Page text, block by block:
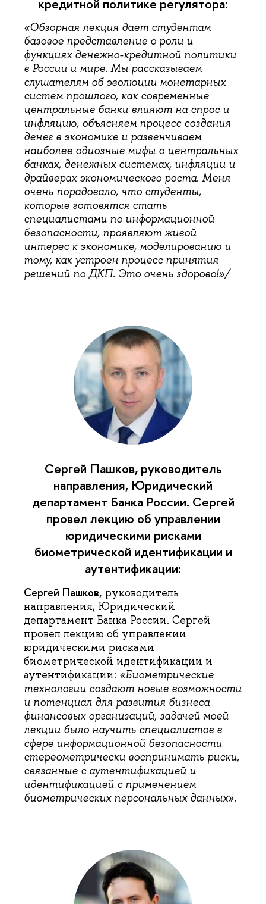
кредитной политике регулятора:
«Обзорная лекция дает студентам
базовое представление о роли и
функциях денежно-кредитной политики
в России и мире. Мы рассказываем
слушателям об эволюции монетарных
систем прошлого, как современные
центральные банки влияют на спрос и
инфляцию, объясняем процесс создания
денег в экономике и развенчиваем
наиболее одиозные мифы о центральных
банках, денежных системах, инфляции и
драйверах экономического роста. Меня
очень порадовало, что студенты,
которые готовятся стать
специалистами по информационной
безопасности, проявляют живой
интерес к экономике, моделированию и
тому, как устроен процесс принятия
решений по ДКП. Это очень здорово!»/
Сергей Пашков, руководитель
направления, Юридический
департамент Банка России. Сергей
провел лекцию об управлении
юридическими рисками
биометрической идентификации и
аутентификации:
Сергей Пашков, руководитель
направления, Юридический
департамент Банка России. Сергей
провел лекцию об управлении
юридическими рисками
биометрической идентификации и
аутентификации: «Биометрические
технологии создают новые возможности
и потенциал для развития бизнеса
финансовых организаций, задачей моей
лекции было научить специалистов в
сфере информационной безопасности
стереометрически воспринимать риски,
связанные с аутентификацией и
идентификацией с применением
биометрических персональных данных».